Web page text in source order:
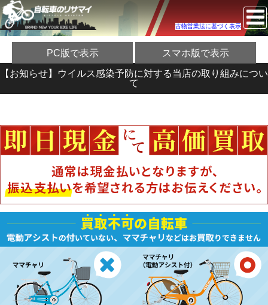
古物営業法に基づく表示
PC版で表示 スマホ版で表示
【お知らせ】ウイルス感染予防に対する当店の取り組みについ
て